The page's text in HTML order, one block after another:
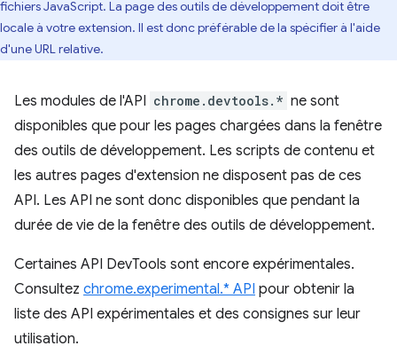
fichiers JavaScript. La page des outils de développement doit être
locale à votre extension. Il est donc préférable de la spécifier à l'aide
d'une URL relative.
Les modules de l'API chrome.devtools.* ne sont
disponibles que pour les pages chargées dans la fenêtre
des outils de développement. Les scripts de contenu et
les autres pages d'extension ne disposent pas de ces
API. Les API ne sont donc disponibles que pendant la
durée de vie de la fenêtre des outils de développement.
Certaines API DevTools sont encore expérimentales.
Consultez chrome.experimental.* API pour obtenir la
liste des API expérimentales et des consignes sur leur
utilisation.